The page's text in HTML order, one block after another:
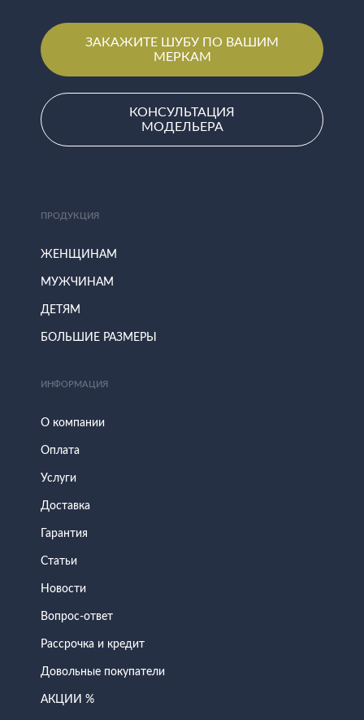
ЗАКАЖИТЕ ШУБУ ПО ВАШИМ
МЕРКАМ
КОНСУЛЬТАЦИЯ
МОДЕЛЬЕРА
ПРОДУКЦИЯ
ЖЕНЩИНАМ
МУЖЧИНАМ
ДЕТЯМ
БОЛЬШИЕ РАЗМЕРЫ
ИНФОРМАЦИЯ
О компании
Оплата
Услуги
Доставка
Гарантия
Статьи
Новости
Вопрос-ответ
Рассрочка и кредит
Довольные покупатели
АКЦИИ %